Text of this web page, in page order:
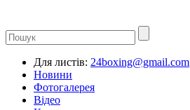
Для листів: 24boxing@gmail.com
Новини
Фотогалерея
Відео